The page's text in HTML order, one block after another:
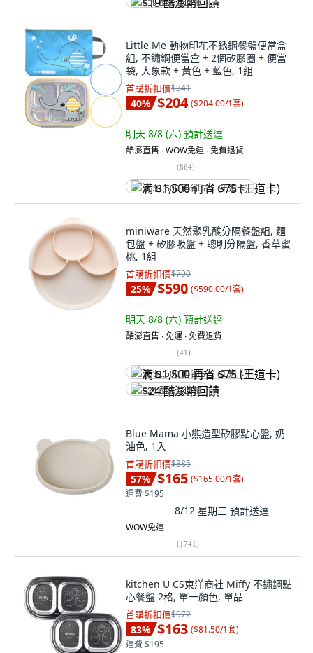
$19 酷澎幣回饋
Little Me 動物印花不銹鋼餐盤便當盒
組, 不鏽鋼便當盒 + 2個矽膠圈 + 便當
袋, 大象款 + 黃色 + 藍色, 1組
首購折扣價$341
40% $204 ($204.00/1套)
明天 8/8 (六) 預計送達
酷澎直售 ∙ WOW免運 ∙ 免費退貨
(864)
满 $1,500 再省 $75 (王道卡)
miniware 天然聚乳酸分隔餐盤組, 麵
包盤 + 矽膠吸盤 + 聰明分隔盤, 香草蜜
桃, 1組
首購折扣價$790
25% $590 ($590.00/1套)
明天 8/8 (六) 預計送達
酷澎直售 ∙ 免運 ∙ 免費退貨
(41)
满 $1,500 再省 $75 (王道卡)
$24 酷澎幣回饋
Blue Mama 小熊造型矽膠點心盤, 奶
油色, 1入
首購折扣價$385
57% $165 ($165.00/1套)
運費 $195
8/12 星期三 預計送達
WOW免運
(1741)
kitchen U CS東洋商社 Miffy 不鏽鋼點
心餐盤 2格, 單一顏色, 單品
首購折扣價$972
83% $163 ($81.50/1套)
運費 $195